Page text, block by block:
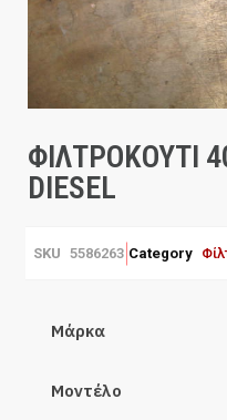
ΦΙΛΤΡΟΚΟΥΤΙ
DIESEL
SKU 5586263 Category
Μάρκα
Μοντέλο